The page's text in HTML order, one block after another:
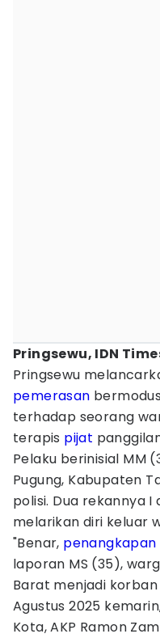
Pringsewu, IDN
Pringsewu
pemerasan
terhadap seorang
terapis pijat
Pelaku berinisial MM
Pugung, Kabupaten
polisi. Dua rekannya
melarikan diri keluar
"Benar, penangkapan
laporan MS (35),
Barat menjadi
Agustus 2025
Kota, AKP Ramon